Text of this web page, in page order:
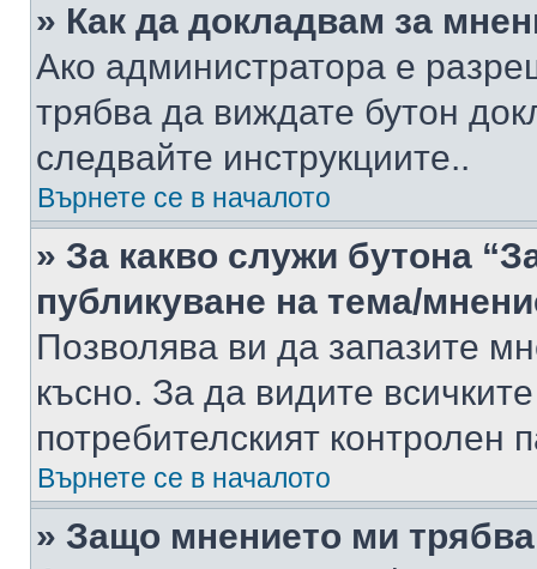
» Как да докладвам за
Ако администратора е
трябва да виждате бутон
следвайте инструкциите..
Върнете се в началото
» За какво служи бутона
публикуване на тема/
Позволява ви да запазите
късно. За да видите
потребителският контролен
Върнете се в началото
» Защо мнението ми